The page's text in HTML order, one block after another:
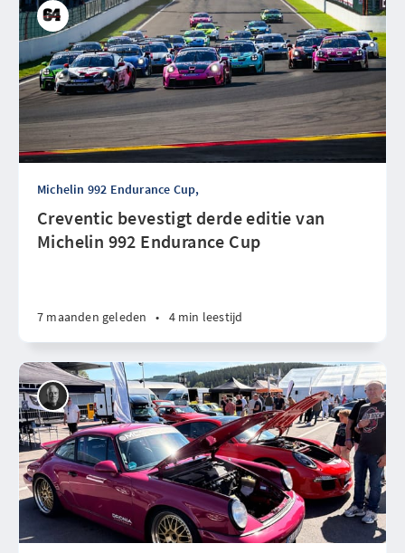
Michelin 992 Endurance Cup,
Creventic bevestigt derde editie van
Michelin 992 Endurance Cup
7 maanden geleden • 4 min leestijd